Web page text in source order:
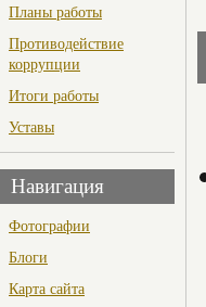
Планы работы
Противодействие
коррупции
Итоги работы
Уставы
Навигация
Фотографии
Блоги
Карта сайта